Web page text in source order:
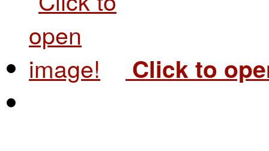
Click to